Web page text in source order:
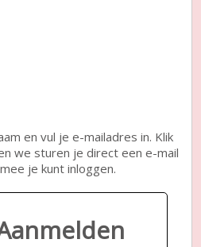
en vul je e-mailadres in. Klik
we sturen je direct een e-mail
je kunt inloggen.